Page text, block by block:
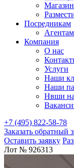
Посредникам
Компания
О нас
Услуги
Наши
Наши
Нвши
+7 (495) 822-58-78
Заказать обратный
Оставить заявку
Лот № 926313